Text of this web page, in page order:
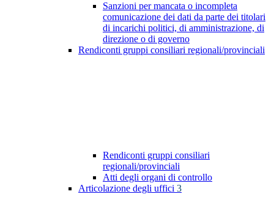
Sanzioni per mancata o incompleta
comunicazione dei dati da parte dei titolari
di incarichi politici, di amministrazione, di
direzione o di governo
Rendiconti gruppi consiliari regionali/provinciali
Rendiconti gruppi consiliari
regionali/provinciali
Atti degli organi di controllo
Articolazione degli uffici 3